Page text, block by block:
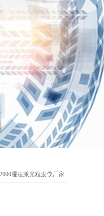
湿法激光粒度仪厂家